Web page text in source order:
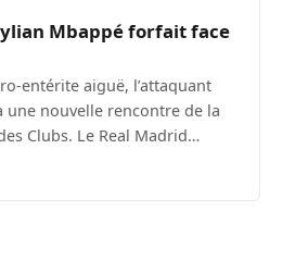
Mbappé forfait face
entérite aiguë, l’attaquant
une nouvelle rencontre de la
Clubs. Le Real Madrid…